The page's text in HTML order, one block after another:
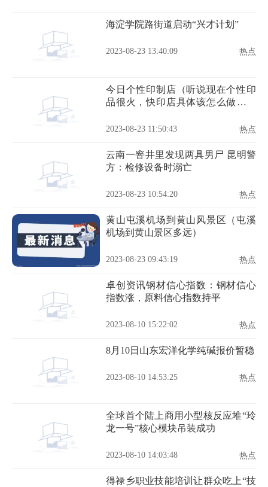
海淀学院路街道启动“兴才计划”
2023-08-23 13:40:09 热点
今日个性印制店（听说现在个性印
品很火，快印店具体该怎么做个性
2023-08-23 11:50:43 热点
云南一窨井里发现两具男尸 昆明警
方：检修设备时溺亡
2023-08-23 10:54:20 热点
黄山屯溪机场到黄山风景区（屯溪
机场到黄山景区多远）
2023-08-23 09:43:19 热点
卓创资讯钢材信心指数：钢材信心
指数涨，原料信心指数持平
2023-08-10 15:22:02 热点
8月10日山东宏洋化学纯碱报价暂稳
2023-08-10 14:53:25 热点
全球首个陆上商用小型核反应堆“玲
龙一号”核心模块吊装成功
2023-08-10 14:03:48 热点
得禄乡职业技能培训让群众吃上“技